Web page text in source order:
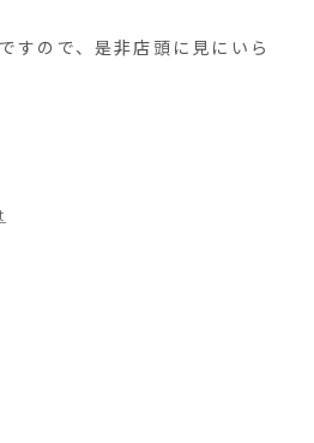
すので、是非店頭に見にいら